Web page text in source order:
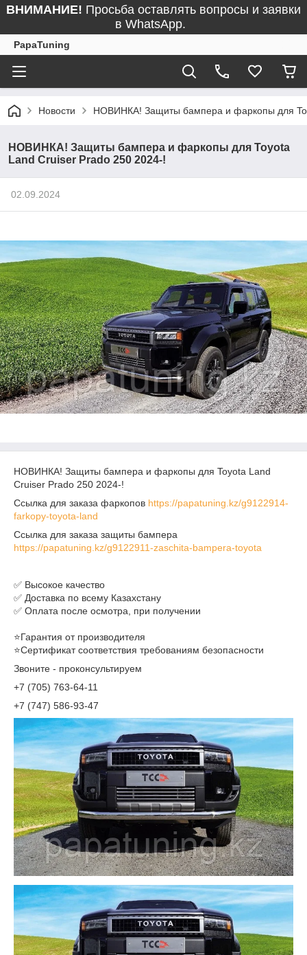
ВНИМАНИЕ! Просьба оставлять вопросы и заявки
в WhatsApp.
PapaTuning
Новости НОВИНКА! Защиты бампера и фаркопы для
НОВИНКА! Защиты бампера и фаркопы для Toyota
Land Cruiser Prado 250 2024-!
02.09.2024
НОВИНКА! Защиты бампера и фаркопы для Toyota Land
Cruiser Prado 250 2024-!
Ссылка для заказа фаркопов https://papatuning.kz/g9122914-
farkopy-toyota-land
Ссылка для заказа защиты бампера
https://papatuning.kz/g9122911-zaschita-bampera-toyota
✅ Высокое качество
✅ Доставка по всему Казахстану
✅ Оплата после осмотра, при получении
⭐Гарантия от производителя
⭐Сертификат соответствия требованиям безопасности
Звоните - проконсультируем
+7 (705) 763-64-11
+7 (747) 586-93-47